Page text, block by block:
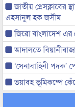
জাতীয় প্রেসক্লাবের
এহসানুল হক জসীম
জিরো বাংলাদেশ এর
আদালতে
‘সেনাবাহিনী পদক’
ভয়াবহ ভূমিকম্পে